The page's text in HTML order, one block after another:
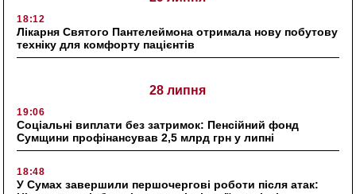
18:12
Лікарня Святого Пантелеймона отримала нову побутову
техніку для комфорту пацієнтів
28 липня
19:06
Соціальні виплати без затримок: Пенсійний фонд
Сумщини профінансував 2,5 млрд грн у липні
18:48
У Сумах завершили першочергові роботи після атак: